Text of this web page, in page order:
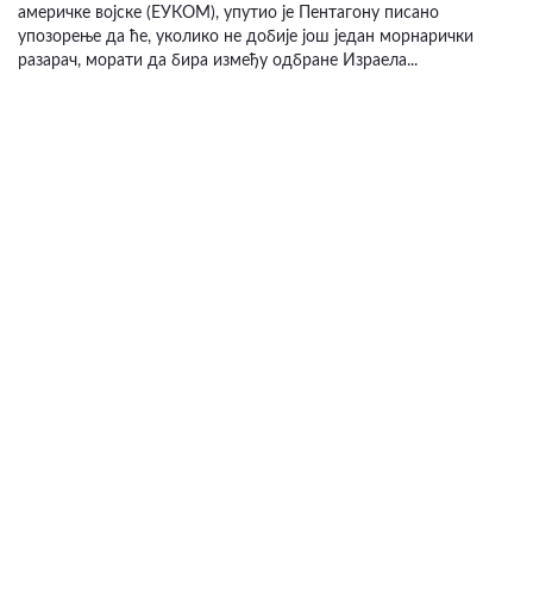
америчке војске (ЕУКОМ), упутио је Пентагону писано
упозорење да ће, уколико не добије још један морнарички
разарач, морати да бира између одбране Израела...